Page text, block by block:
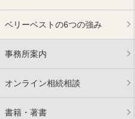
ベリーベストの6つの強み
事務所案内
オンライン相続相談
書籍・著書